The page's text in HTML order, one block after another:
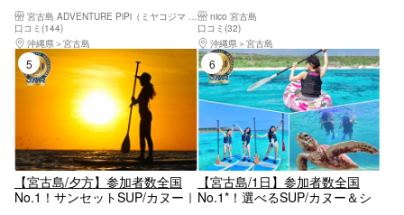
コース！写真データ&島内送迎
無料！
口コミ(144)
沖縄県
宮古島
ノーケリング＆SUPツアー】遭
遇率100%継続中！｜写真無料
｜初心者歓迎《女性ガイド多
数》
nico 宮古島
口コミ(32)
沖縄県
宮古島
5位
【宮古島/夕方】参加者数全国
No.1！サンセットSUP/カヌー｜
6位
【宮古島/1日】参加者数全国
No.1*！選べるSUP/カヌー＆シ